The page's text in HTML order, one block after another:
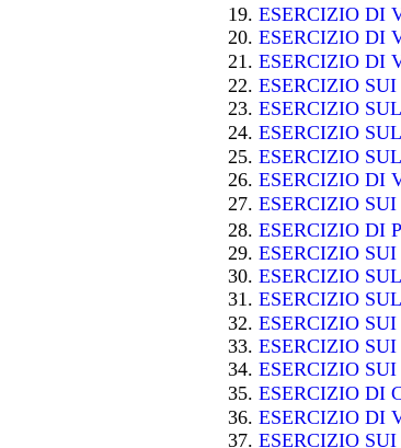
ESERCIZIO DI
ESERCIZIO DI
ESERCIZIO DI
ESERCIZIO
ESERCIZIO
ESERCIZIO
ESERCIZIO
ESERCIZIO DI
ESERCIZIO
ESERCIZIO DI
ESERCIZIO
ESERCIZIO
ESERCIZIO
ESERCIZIO SUI
ESERCIZIO
ESERCIZIO
ESERCIZIO DI
ESERCIZIO DI
ESERCIZIO